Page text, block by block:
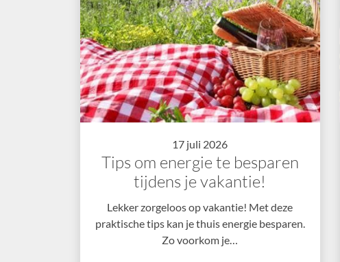
17 juli 2026
Tips om energie te besparen
tijdens je vakantie!
Lekker zorgeloos op vakantie! Met deze
praktische tips kan je thuis energie besparen.
Zo voorkom je…